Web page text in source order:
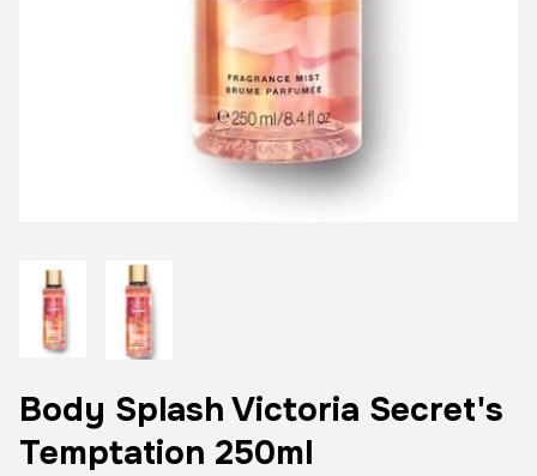
Body Splash Victoria Secret's
Temptation 250ml